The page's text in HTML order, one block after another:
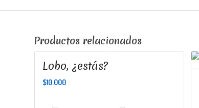
Productos relacionados
Lobo, ¿estás?
$10.000